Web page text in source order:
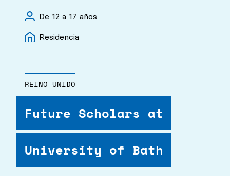
De 12 a 17 años
Residencia
REINO UNIDO
Future Scholars at
University of Bath